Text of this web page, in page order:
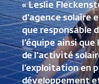
« Leslie
d'agence solaire
que responsable
l’équipe ainsi que
de l’activité
l’exploitation en
développement